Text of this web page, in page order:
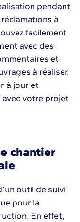
pendant
à
facilement
avec des
et
à réaliser.
à jour et
avec votre projet
chantier
outil de suivi
pour la
En effet,